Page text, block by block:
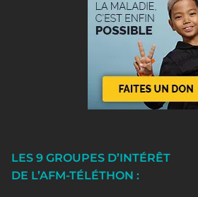
LES 9 GROUPES D’INTÉRÊT
DE L’AFM-TÉLÉTHON :